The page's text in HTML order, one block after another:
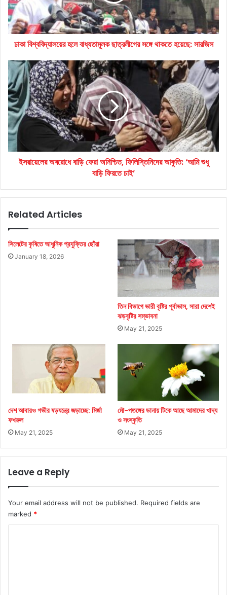
থাকতে
হয়েছে:
সারজিস
ঢাকা বিশ্ববিদ্যালয়ের হলে বাধ্যতামূলক ছাত্রলীগের সঙ্গে থাকতে হয়েছে: সারজিস
ইসরায়েলের
অবরোধে
বাড়ি
ফেরা
অনিশ্চিত,
ফিলিস্তিনিদের
আকুতি:
‘আমি
শুধু
ইসরায়েলের অবরোধে বাড়ি ফেরা অনিশ্চিত, ফিলিস্তিনিদের আকুতি: ‘আমি শুধু
বাড়ি ফিরতে চাই’
Related Articles
সিলেটের কৃষিতে আধুনিক প্রযুক্তির ছোঁয়া
January 18, 2026
তিন বিভাগে ভারী বৃষ্টির পূর্বাভাস, সারা দেশেই
ঝড়বৃষ্টির সম্ভাবনা
May 21, 2025
দেশ আবারও গভীর ষড়যন্ত্রে জড়াচ্ছে: মির্জা
ফখরুল
May 21, 2025
মৌ-পতঙ্গের ডানায় টিকে আছে আমাদের খাদ্য
ও সংস্কৃতি
May 21, 2025
Leave a Reply
Your email address will not be published. Required fields are
marked *